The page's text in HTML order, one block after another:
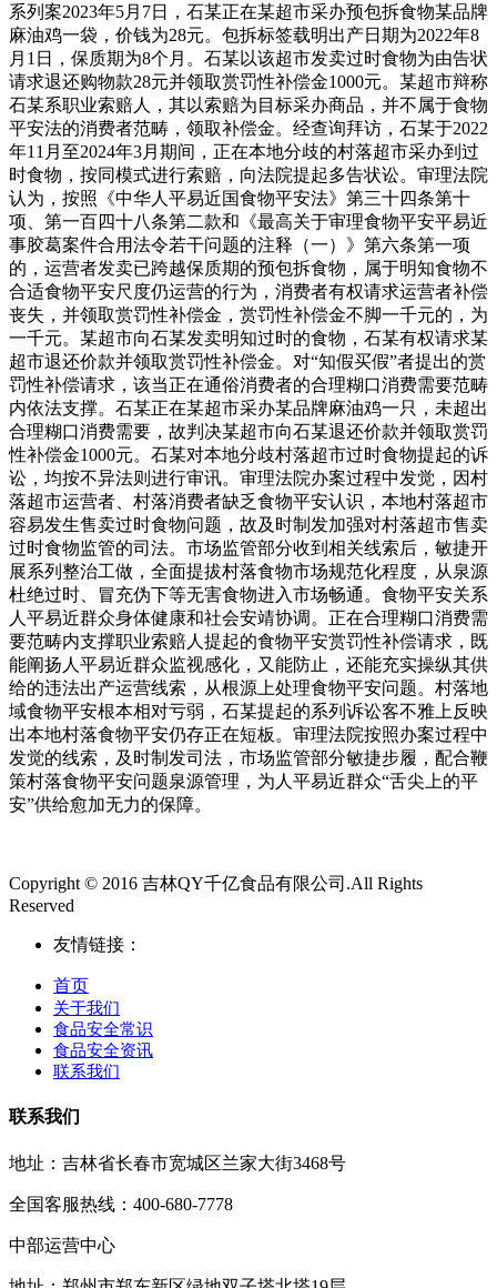
系列案2023年5月7日，石某正在某超市采办预包拆食物某品牌
麻油鸡一袋，价钱为28元。包拆标签载明出产日期为2022年8
月1日，保质期为8个月。石某以该超市发卖过时食物为由告状
请求退还购物款28元并领取赏罚性补偿金1000元。某超市辩称
石某系职业索赔人，其以索赔为目标采办商品，并不属于食物
平安法的消费者范畴，领取补偿金。经查询拜访，石某于2022
年11月至2024年3月期间，正在本地分歧的村落超市采办到过
时食物，按同模式进行索赔，向法院提起多告状讼。审理法院
认为，按照《中华人平易近国食物平安法》第三十四条第十
项、第一百四十八条第二款和《最高关于审理食物平安平易近
事胶葛案件合用法令若干问题的注释（一）》第六条第一项
的，运营者发卖已跨越保质期的预包拆食物，属于明知食物不
合适食物平安尺度仍运营的行为，消费者有权请求运营者补偿
丧失，并领取赏罚性补偿金，赏罚性补偿金不脚一千元的，为
一千元。某超市向石某发卖明知过时的食物，石某有权请求某
超市退还价款并领取赏罚性补偿金。对“知假买假”者提出的赏
罚性补偿请求，该当正在通俗消费者的合理糊口消费需要范畴
内依法支撑。石某正在某超市采办某品牌麻油鸡一只，未超出
合理糊口消费需要，故判决某超市向石某退还价款并领取赏罚
性补偿金1000元。石某对本地分歧村落超市过时食物提起的诉
讼，均按不异法则进行审讯。审理法院办案过程中发觉，因村
落超市运营者、村落消费者缺乏食物平安认识，本地村落超市
容易发生售卖过时食物问题，故及时制发加强对村落超市售卖
过时食物监管的司法。市场监管部分收到相关线索后，敏捷开
展系列整治工做，全面提拔村落食物市场规范化程度，从泉源
杜绝过时、冒充伪下等无害食物进入市场畅通。食物平安关系
人平易近群众身体健康和社会安靖协调。正在合理糊口消费需
要范畴内支撑职业索赔人提起的食物平安赏罚性补偿请求，既
能阐扬人平易近群众监视感化，又能防止，还能充实操纵其供
给的违法出产运营线索，从根源上处理食物平安问题。村落地
域食物平安根本相对亏弱，石某提起的系列诉讼客不雅上反映
出本地村落食物平安仍存正在短板。审理法院按照办案过程中
发觉的线索，及时制发司法，市场监管部分敏捷步履，配合鞭
策村落食物平安问题泉源管理，为人平易近群众“舌尖上的平
安”供给愈加无力的保障。
Copyright © 2016 吉林QY千亿食品有限公司.All Rights
Reserved
友情链接：
首页
关于我们
食品安全常识
食品安全资讯
联系我们
联系我们
地址：吉林省长春市宽城区兰家大街3468号
全国客服热线：400-680-7778
中部运营中心